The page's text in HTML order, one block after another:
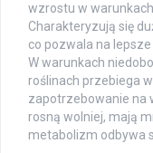
wzrostu w
Charakteryzują się
co pozwala na
W warunkach
roślinach przebiega
zapotrzebowanie na
rosną wolniej, mają
metabolizm odbywa